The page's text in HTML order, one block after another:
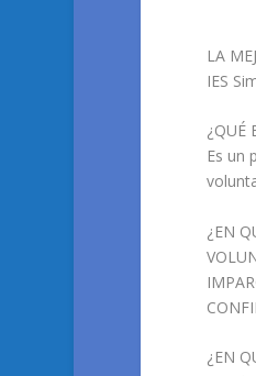
LA
IES
¿QUÉ
Es un
¿EN
¿EN